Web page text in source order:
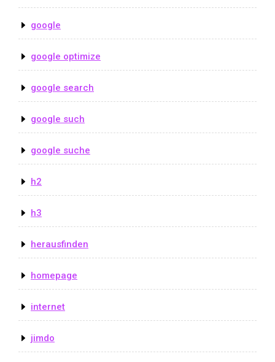
google
google optimize
google search
google such
google suche
h2
h3
herausfinden
homepage
internet
jimdo